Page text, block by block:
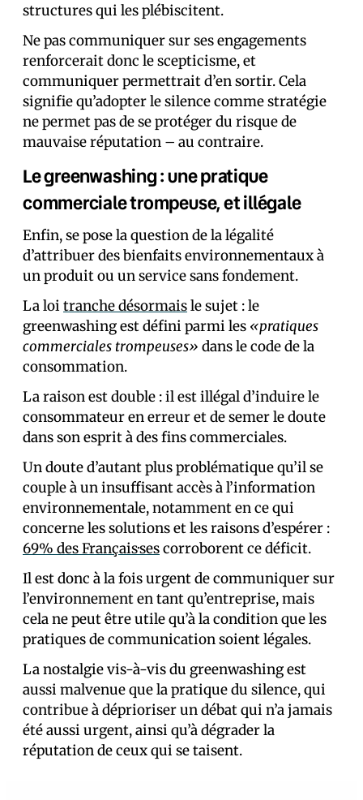
structures qui les plébiscitent.
Ne pas communiquer sur ses engagements
renforcerait donc le scepticisme, et
communiquer permettrait d’en sortir. Cela
signifie qu’adopter le silence comme stratégie
ne permet pas de se protéger du risque de
mauvaise réputation – au contraire.
Le greenwashing : une pratique
commerciale trompeuse, et illégale
Enfin, se pose la question de la légalité
d’attribuer des bienfaits environnementaux à
un produit ou un service sans fondement.
La loi tranche désormaisle sujet : le
greenwashing est défini parmi les «pratiques
commerciales trompeuses» dans le code de la
consommation.
La raison est double : il est illégal d’induire le
consommateur en erreur et de semer le doute
dans son esprit à des fins commerciales.
Un doute d’autant plus problématique qu’il se
couple à un insuffisant accès à l’information
environnementale, notamment en ce qui
concerne les solutions et les raisons d’espérer :
69% des Français·sescorroborent ce déficit.
Il est donc à la fois urgent de communiquer sur
l’environnement en tant qu’entreprise, mais
cela ne peut être utile qu’à la condition que les
pratiques de communication soient légales.
La nostalgie vis-à-vis du greenwashing est
aussi malvenue que la pratique du silence, qui
contribue à déprioriser un débat qui n’a jamais
été aussi urgent, ainsi qu’à dégrader la
réputation de ceux qui se taisent.